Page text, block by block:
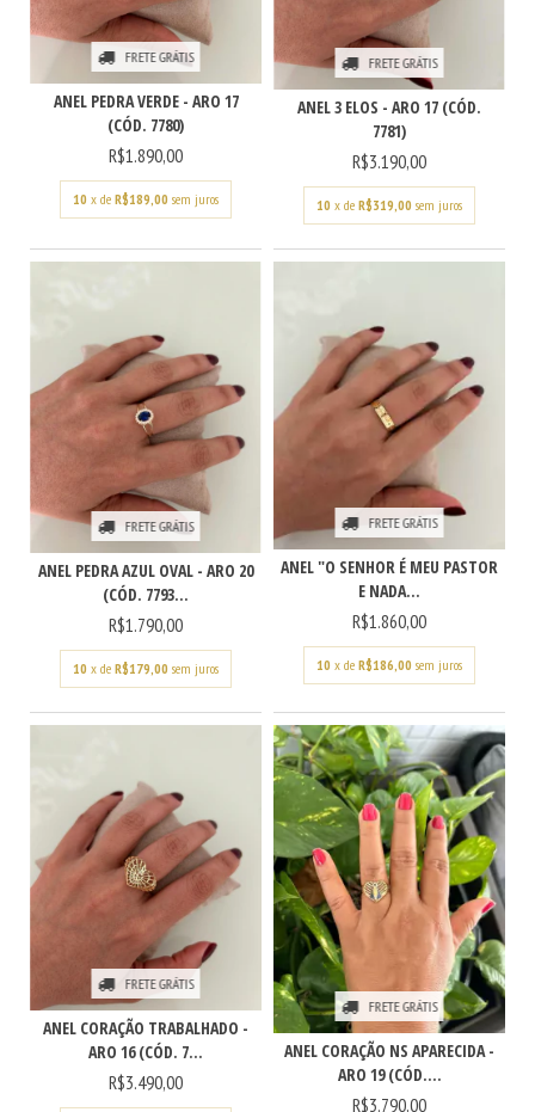
FRETE GRÁTIS
ANEL PEDRA VERDE - ARO 17
(CÓD. 7780)
R$1.890,00
10 x de R$189,00 sem juros
FRETE GRÁTIS
ANEL 3 ELOS - ARO 17 (CÓD.
7781)
R$3.190,00
10 x de R$319,00 sem juros
FRETE GRÁTIS
ANEL PEDRA AZUL OVAL - ARO 20
(CÓD. 7793...
R$1.790,00
10 x de R$179,00 sem juros
FRETE GRÁTIS
ANEL "O SENHOR É MEU PASTOR
E NADA...
R$1.860,00
10 x de R$186,00 sem juros
FRETE GRÁTIS
ANEL CORAÇÃO TRABALHADO -
ARO 16 (CÓD. 7...
R$3.490,00
FRETE GRÁTIS
ANEL CORAÇÃO NS APARECIDA -
ARO 19 (CÓD....
R$3.790,00